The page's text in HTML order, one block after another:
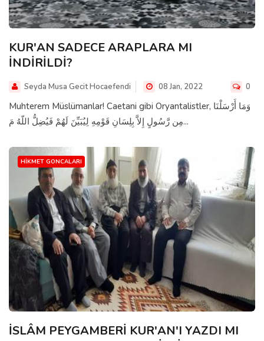
KUR'AN SADECE ARAPLARA MI
İNDİRİLDİ?
Seyda Musa Gecit Hocaefendi 08 Jan, 2022 0
Muhterem Müslümanlar! Caetani gibi Oryantalistler, وَمَا أَرْسَلْنَا
مِن رَّسُولٍ إِلاَّ بِلِسَانِ قَوْمِهِ لِيُبَيِّنَ لَهُمْ فَيُضِلُّ اللّهُ مَ...
HIKMET GONCALARI
İSLÂM PEYGAMBERİ KUR'AN'I YAZDI MI